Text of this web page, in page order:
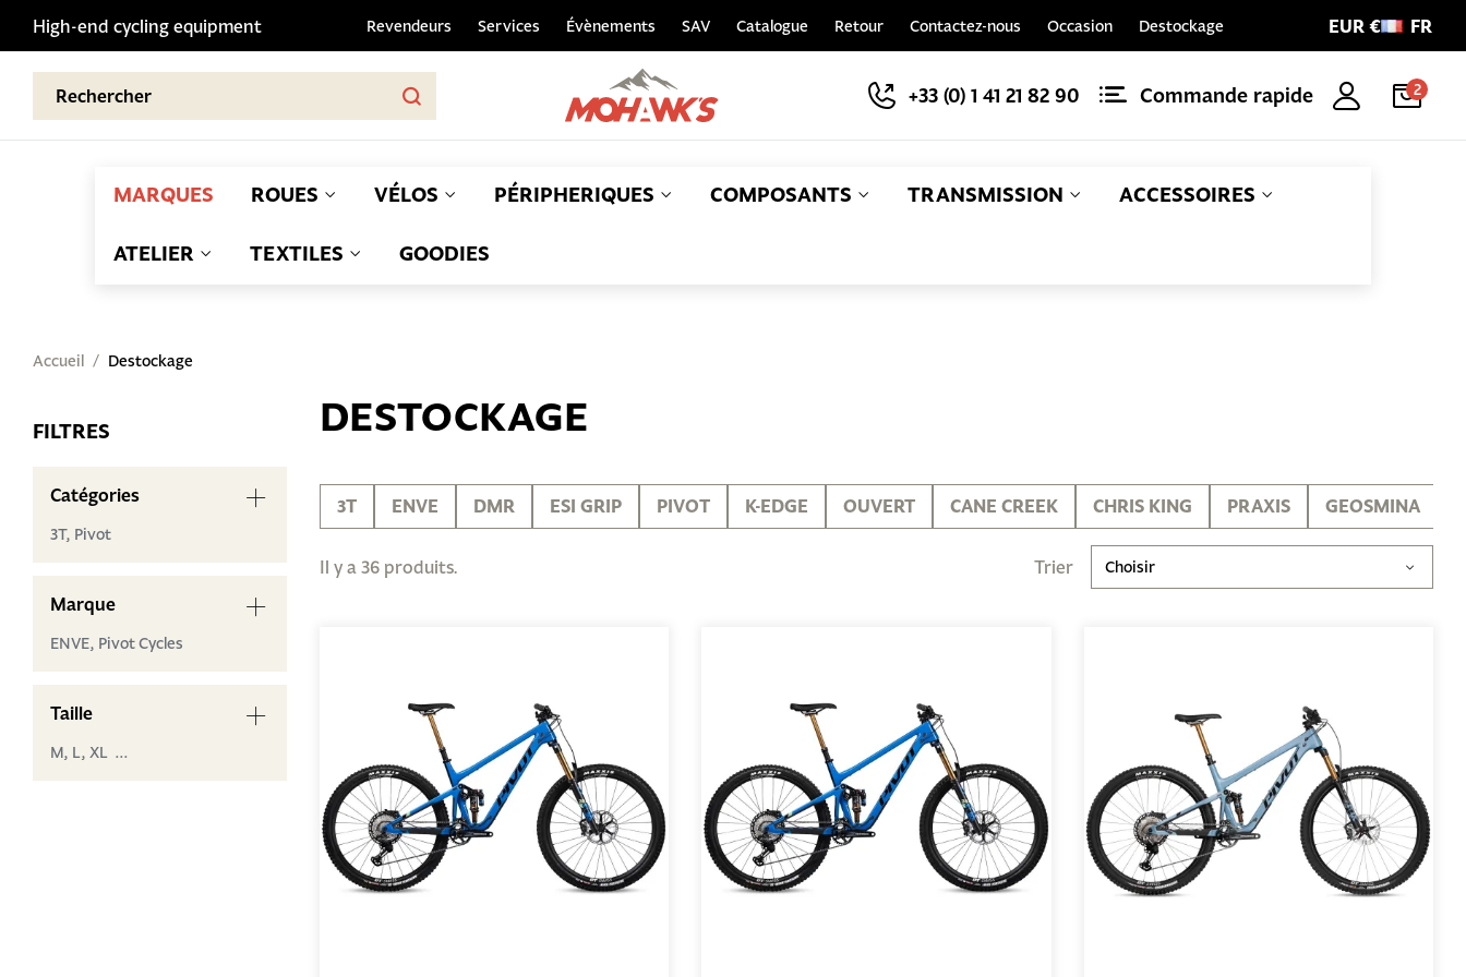
High-end cycling equipment Revendeurs Services Évènements SAV Catalogue Retour Contactez-nous Occasion Destockage EUR € FR
+33 (0) 1 41 21 82 90 Commande rapide 2
MARQUES ROUES VÉLOS PÉRIPHERIQUES COMPOSANTS TRANSMISSION ACCESSOIRES
ATELIER TEXTILES GOODIES
Accueil Destockage
FILTRES
Catégories
3T, Pivot
Marque
ENVE, Pivot Cycles
Taille
M, L, XL ...
DESTOCKAGE
3T ENVE DMR ESI GRIP PIVOT K-EDGE OUVERT CANE CREEK CHRIS KING PRAXIS GEOSMINA
Il y a 36 produits. Trier Choisir